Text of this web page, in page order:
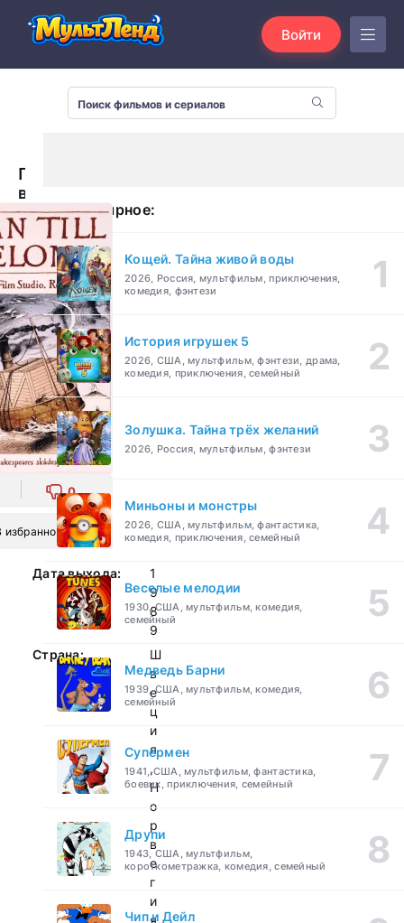
Войти
Плавание
в
Мелонию
(1989)
0
избранное
Дата выхода:
1
9
8
9
Страна:
Ш
в
е
ц
и
я
,
Н
о
р
в
е
г
и
я
Популярное:
Кощей. Тайна живой воды
2026, Россия, мультфильм, приключения,
комедия, фэнтези
История игрушек 5
2026, США, мультфильм, фэнтези, драма,
комедия, приключения, семейный
Золушка. Тайна трёх желаний
2026, Россия, мультфильм, фэнтези
Миньоны и монстры
2026, США, мультфильм, фантастика,
комедия, приключения, семейный
Веселые мелодии
1930, США, мультфильм, комедия,
семейный
Медведь Барни
1939, США, мультфильм, комедия,
семейный
Супермен
1941, США, мультфильм, фантастика,
боевик, приключения, семейный
Друпи
1943, США, мультфильм,
короткометражка, комедия, семейный
Чип и Дейл